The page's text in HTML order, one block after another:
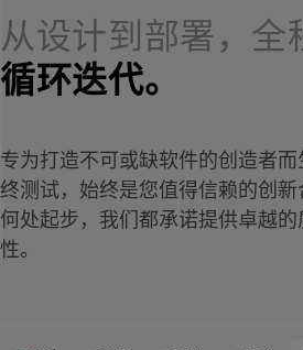
从设计到部署，全
循环迭代。
专为打造不可或缺软件的创造者
终测试，始终是您值得信赖的创
何处起步，我们都承诺提供卓越
性。